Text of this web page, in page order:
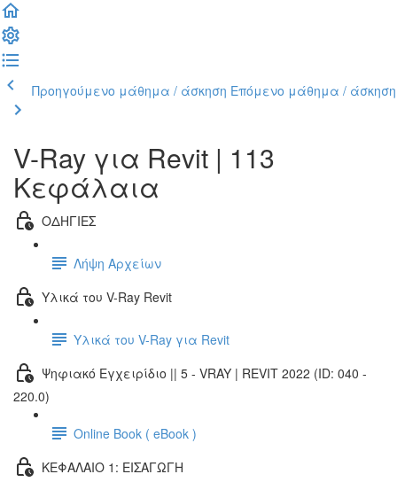
Προηγούμενο μάθημα / άσκηση Επόμενο μάθημα / άσκηση
V-Ray για Revit | 113
Κεφάλαια
ΟΔΗΓΙΕΣ
Λήψη Αρχείων
Υλικά του V-Ray Revit
Υλικά του V-Ray για Revit
Ψηφιακό Εγχειρίδιο || 5 - VRAY | REVIT 2022 (ID: 040 -
220.0)
Online Book ( eBook )
ΚΕΦΑΛΑΙΟ 1: ΕΙΣΑΓΩΓΗ